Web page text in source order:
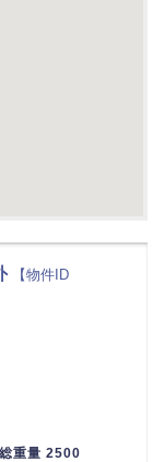
【物件ID
重量 2500